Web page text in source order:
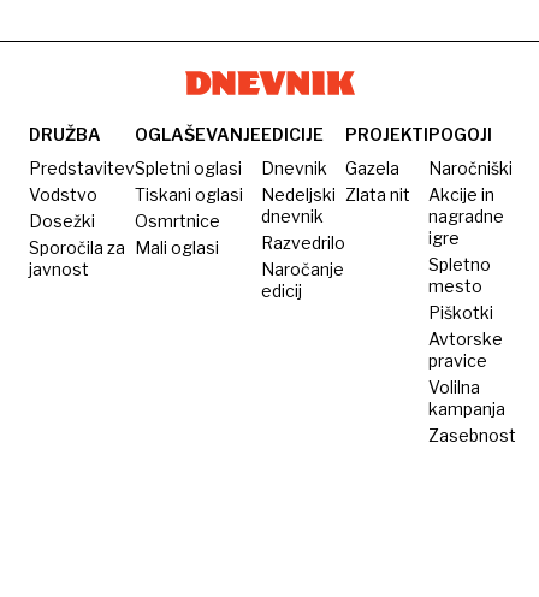
DRUŽBA
Predstavitev
Vodstvo
Dosežki
Sporočila za
javnost
OGLAŠEVANJE
Spletni oglasi
Tiskani oglasi
Osmrtnice
Mali oglasi
EDICIJE
Dnevnik
Nedeljski
dnevnik
Razvedrilo
Naročanje
edicij
PROJEKTI
Gazela
Zlata nit
POGOJI
Naročniški
Akcije in
nagradne
igre
Spletno
mesto
Piškotki
Avtorske
pravice
Volilna
kampanja
Zasebnost